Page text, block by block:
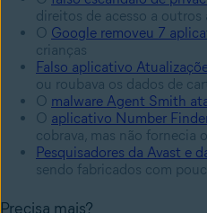
direitos de acesso a
O Google removeu 7
crianças
Falso aplicativo
ou roubava os dados de
O malware Agent Smith
O aplicativo Number
cobrava, mas não fornecia
Pesquisadores da Avast e
sendo fabricados com
Precisa mais?